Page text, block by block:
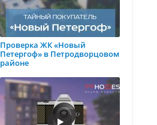
Проверка ЖК «Новый
Петергоф» в Петродворцовом
районе